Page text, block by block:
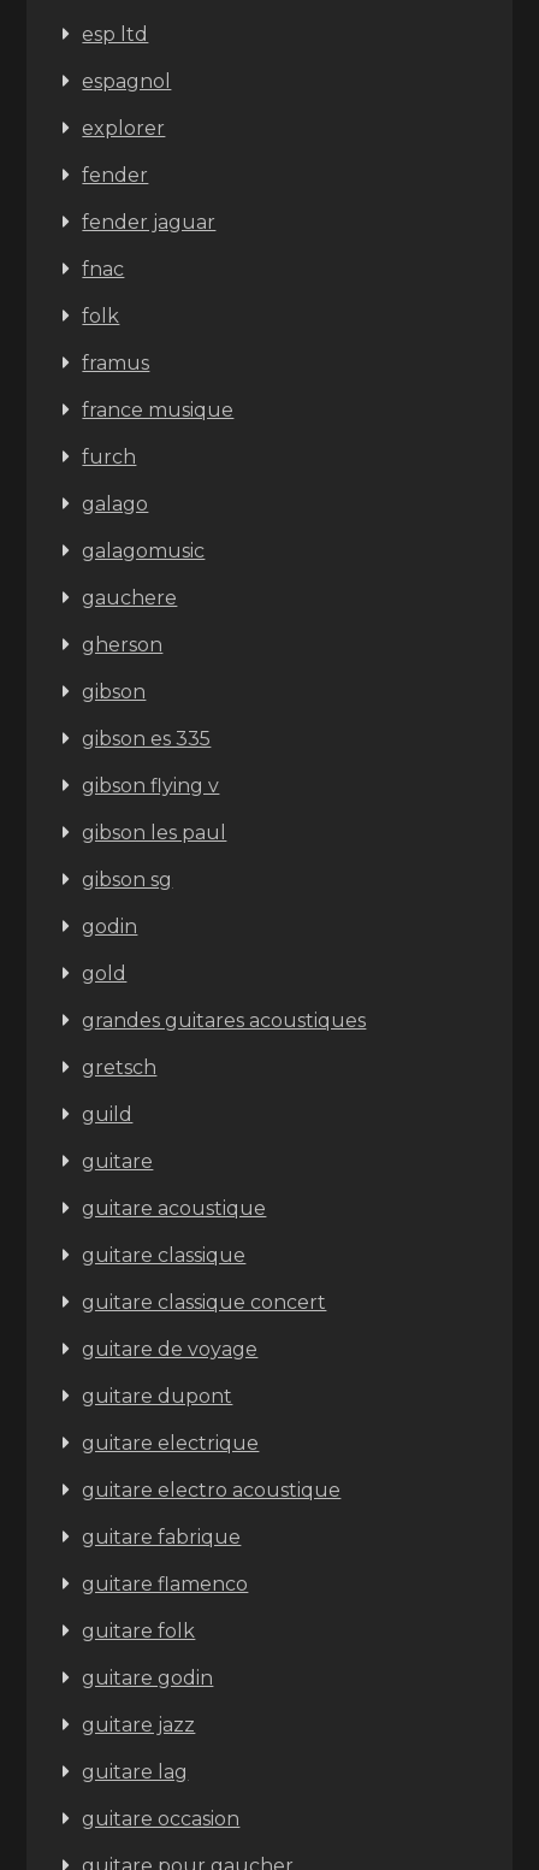
esp ltd
espagnol
explorer
fender
fender jaguar
fnac
folk
framus
france musique
furch
galago
galagomusic
gauchere
gherson
gibson
gibson es 335
gibson flying v
gibson les paul
gibson sg
godin
gold
grandes guitares acoustiques
gretsch
guild
guitare
guitare acoustique
guitare classique
guitare classique concert
guitare de voyage
guitare dupont
guitare electrique
guitare electro acoustique
guitare fabrique
guitare flamenco
guitare folk
guitare godin
guitare jazz
guitare lag
guitare occasion